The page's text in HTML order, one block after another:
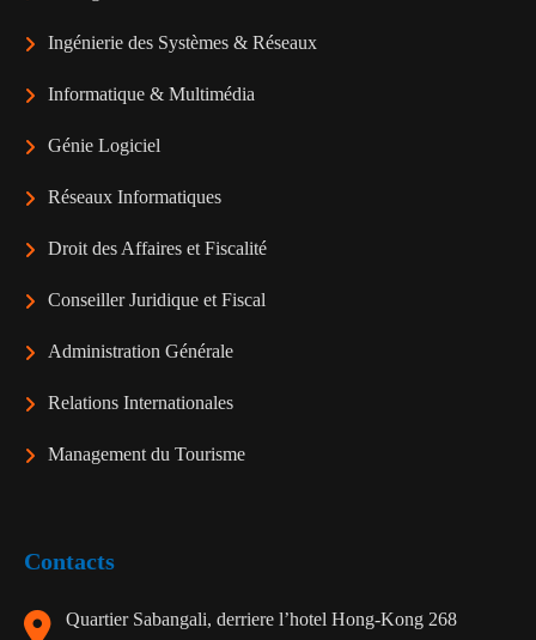
Ingénierie des Systèmes & Réseaux
Informatique & Multimédia
Génie Logiciel
Réseaux Informatiques
Droit des Affaires et Fiscalité
Conseiller Juridique et Fiscal
Administration Générale
Relations Internationales
Management du Tourisme
Contacts
Quartier Sabangali, derriere l’hotel Hong-Kong 268